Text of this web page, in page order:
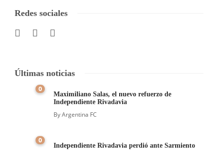
Redes sociales
Últimas noticias
0
Maximiliano Salas, el nuevo refuerzo de
Independiente Rivadavia
ByArgentina FC
0
Independiente Rivadavia perdió ante Sarmiento